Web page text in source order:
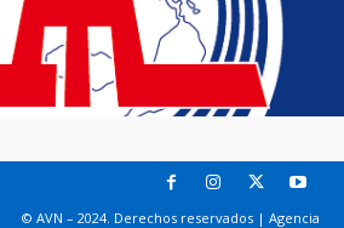
© AVN – 2024. Derechos reservados | Agencia